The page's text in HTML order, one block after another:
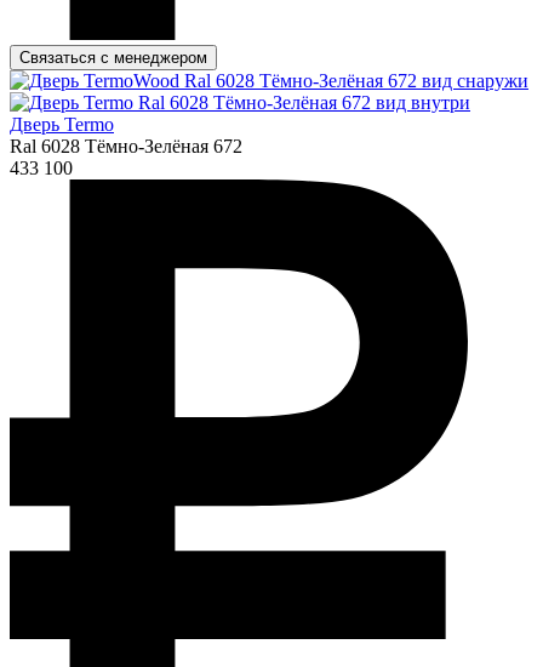
Связаться с менеджером
Дверь Termo
Ral 6028 Тёмно-Зелёная 672
433 100